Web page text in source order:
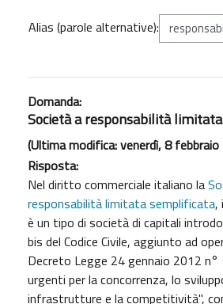
Alias (parole alternative):
Domanda:
Società a responsabilità
(Ultima modifica: venerdì, 8
Risposta:
Nel diritto commerciale italiano la
responsabilità limitata semplificata,
è un tipo di società di capitali
bis del Codice Civile, aggiunto ad
Decreto Legge 24 gennaio 2012 n°
urgenti per la concorrenza, lo
infrastrutture e la competitività",